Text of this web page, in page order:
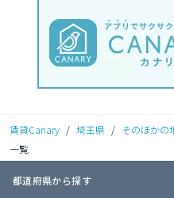
賃貸Canary / 埼玉県 / そのほかの
一覧
都道府県から探す